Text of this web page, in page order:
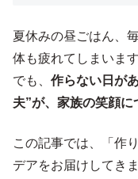
夏休みの昼ごはん、
体も疲れてしまいます
でも、 作らない日が
夫”が、家族の笑顔に
この記事では、「作
デアをお届けしてきま